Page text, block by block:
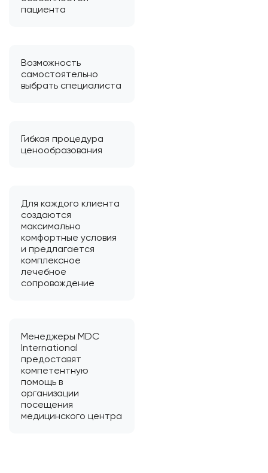
пациента
Возможность
самостоятельно
выбрать специалиста
Гибкая процедура
ценообразования
Для каждого клиента
создаются
максимально
комфортные условия
и предлагается
комплексное
лечебное
сопровождение
Менеджеры MDC
International
предоставят
компетентную
помощь в
организации
посещения
медицинского центра